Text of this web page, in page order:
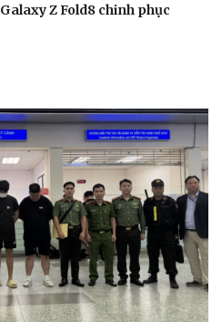
Z Fold8 chinh phục